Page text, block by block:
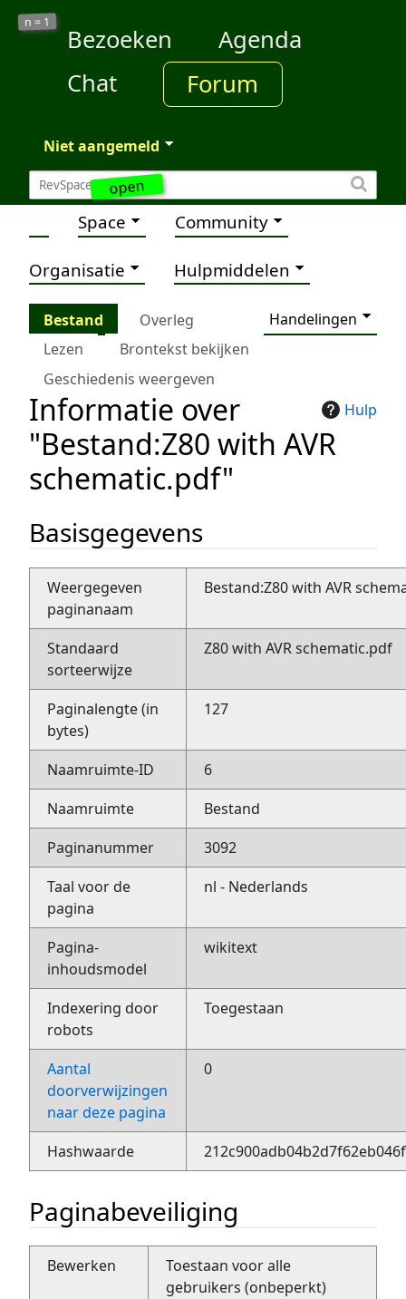
open
n = 1
Bezoeken
Agenda
Chat
Forum
Niet aangemeld
Space Community
Organisatie Hulpmiddelen
Bestand Overleg
Handelingen
Lezen
Brontekst bekijken
Geschiedenis weergeven
Hulp
Informatie over
"Bestand:Z80 with AVR
schematic.pdf"
Basisgegevens
Weergegeven
paginanaam
Bestand:Z80 with AVR
Standaard
sorteerwijze
Z80 with AVR schematic.pdf
Paginalengte (in
bytes)
127
Naamruimte-ID
6
Naamruimte
Bestand
Paginanummer
3092
Taal voor de
pagina
nl - Nederlands
Pagina-
inhoudsmodel
wikitext
Indexering door
robots
Toegestaan
Aantal
doorverwijzingen
naar deze pagina
0
Hashwaarde
Paginabeveiliging
Bewerken
Toestaan voor alle
gebruikers (onbeperkt)